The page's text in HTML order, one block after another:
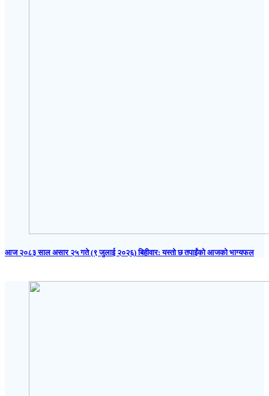
आज २०८३ साल असार २५ गते (९ जुलाई २०२६) बिहीवार: यस्तो छ तपाईंको आजको भाग्यफल